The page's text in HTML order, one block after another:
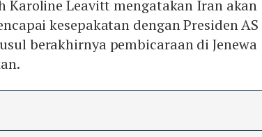
Karoline Leavitt mengatakan Iran akan
kesepakatan dengan Presiden AS
berakhirnya pembicaraan di Jenewa